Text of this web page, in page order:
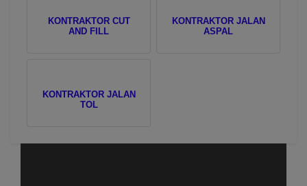
KONTRAKTOR CUT
AND FILL
KONTRAKTOR JALAN
ASPAL
KONTRAKTOR JALAN
TOL